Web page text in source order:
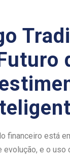
financeiro está
evolução, e o uso